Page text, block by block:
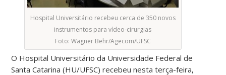
Hospital Universitário recebeu cerca de 350 novos
instrumentos para vídeo-cirurgias
Foto: Wagner Behr/Agecom/UFSC
O Hospital Universitário da Universidade Federal de
Santa Catarina (HU/UFSC) recebeu nesta terça-feira,